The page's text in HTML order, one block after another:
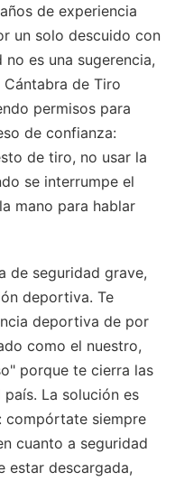
de experiencia
un solo descuido con
es una sugerencia,
Cántabra de Tiro
permisos para
de confianza:
de tiro, no usar la
se interrumpe el
mano para hablar
de seguridad grave,
deportiva. Te
deportiva de por
como el nuestro,
porque te cierra las
La solución es
compórtate siempre
cuanto a seguridad
estar descargada,